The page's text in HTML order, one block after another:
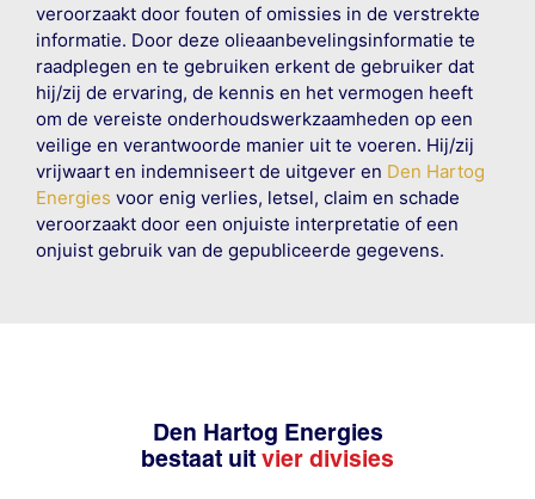
veroorzaakt door fouten of omissies in de verstrekte
informatie. Door deze olieaanbevelingsinformatie te
raadplegen en te gebruiken erkent de gebruiker dat
hij/zij de ervaring, de kennis en het vermogen heeft
om de vereiste onderhoudswerkzaamheden op een
veilige en verantwoorde manier uit te voeren. Hij/zij
vrijwaart en indemniseert de uitgever en Den Hartog
Energies voor enig verlies, letsel, claim en schade
veroorzaakt door een onjuiste interpretatie of een
onjuist gebruik van de gepubliceerde gegevens.
Den Hartog Energies
bestaat uit vier divisies